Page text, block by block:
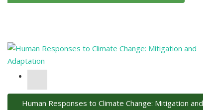
Human Responses to Climate Change: Mitigation and